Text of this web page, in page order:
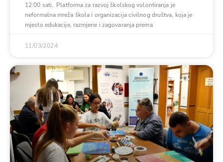
12:00 sati. Platforma za razvoj školskog volontiranja je
neformalna mreža škola i organizacija civilnog društva, koja je
mjesto edukacije, razmjene i zagovaranja prema
11/03/2024